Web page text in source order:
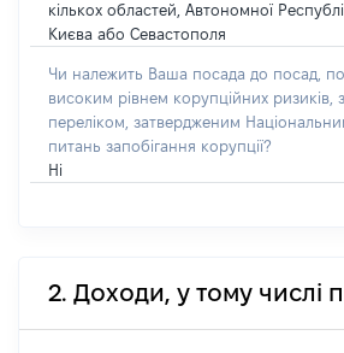
кількох областей, Автономної
Києва або Севастополя
Чи належить Ваша посада до посад,
високим рівнем корупційних ризиків,
переліком, затвердженим
питань запобігання корупції?
Ні
2. Доходи, у тому числі